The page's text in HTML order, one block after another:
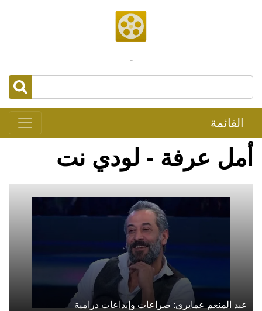
-
القائمة
أمل عرفة - لودي نت
عبد المنعم عمايري: صراعات وإبداعات درامية